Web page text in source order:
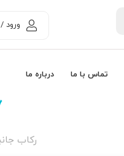
ورود
تماس با ما درباره ما
ركاب